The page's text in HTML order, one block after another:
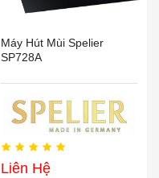
Máy Hút Mùi Spelier
SP728A
Liên Hệ